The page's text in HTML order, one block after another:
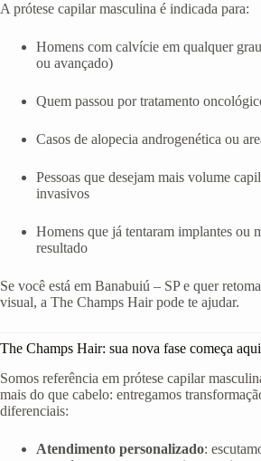
A prótese capilar masculina é indicada para:
Homens com calvície em qualquer
ou avançado)
Quem passou por tratamento
Casos de alopecia androgenética ou
Pessoas que desejam mais volume
invasivos
Homens que já tentaram implantes ou
resultado
Se você está em Banabuiú – SP e quer
visual, a The Champs Hair pode te ajudar.
The Champs Hair: sua nova fase começa aqui
Somos referência em prótese capilar
mais do que cabelo: entregamos
diferenciais:
Atendimento personalizado: